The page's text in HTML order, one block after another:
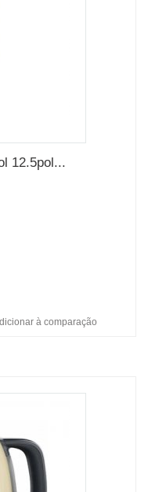
12.5pol...
à comparação